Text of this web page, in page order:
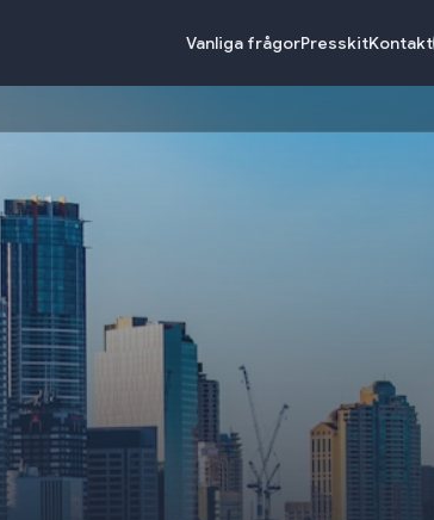
Vanliga frågorPresskitKontakt